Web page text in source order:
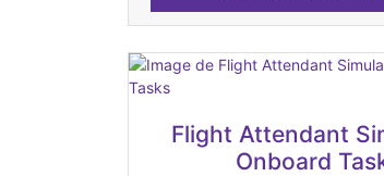
Flight Attendant
Onboard